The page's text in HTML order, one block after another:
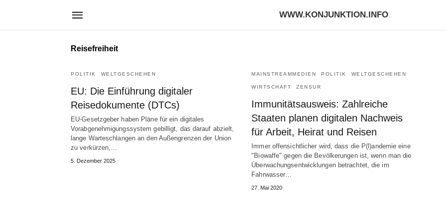
WWW.KONJUNKTION.INFO
Reisefreiheit
POLITIK WELTGESCHEHEN
EU: Die Einführung digitaler
Reisedokumente (DTCs)
EU-Gesetzgeber haben Pläne für ein digitales
Vorabgenehmigungssystem gebilligt, das darauf abzielt,
lange Warteschlangen an den Außengrenzen der Union
zu verkürzen,…
5. Dezember 2025
MAINSTREAMMEDIEN POLITIK WELTGESCHEHEN
WIRTSCHAFT ZENSUR
Immunitätsausweis: Zahlreiche
Staaten planen digitalen Nachweis
für Arbeit, Heirat und Reisen
Immer offensichtlicher wird, dass die P(l)andemie eine
"Biowaffe" gegen die Bevölkerungen ist, wenn man die
Überwachungsentwicklungen betrachtet, die im
Fahrwasser…
27. Mai 2020